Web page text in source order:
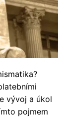
vývoj a úkol
pojmem